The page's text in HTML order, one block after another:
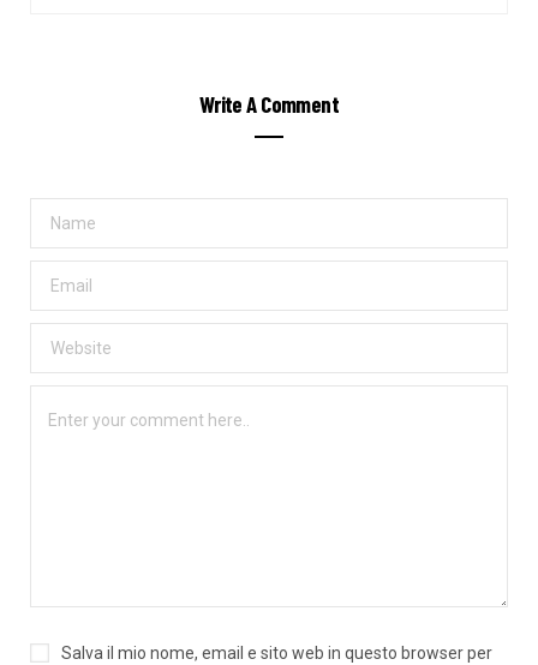
Write A Comment
Salva il mio nome, email e sito web in questo browser per